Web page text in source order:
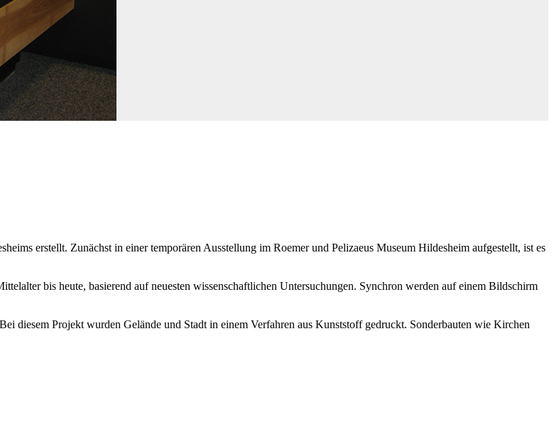
erstellt. Zunächst in einer temporären Ausstellung im Roemer und Pelizaeus Museum Hildesheim aufgestellt, ist es
bis heute, basierend auf neuesten wissenschaftlichen Untersuchungen. Synchron werden auf einem Bildschirm
diesem Projekt wurden Gelände und Stadt in einem Verfahren aus Kunststoff gedruckt. Sonderbauten wie Kirchen